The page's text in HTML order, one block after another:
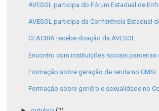
AVESOL participa do Fórum Estadual de
AVESOL participa da Conferência Estadual
CEACRIA recebe doação da AVESOL
Encontro com instituições sociais parceiras
Formação sobre geração de renda no CMSI
Formação sobre genêro e sexualidade no